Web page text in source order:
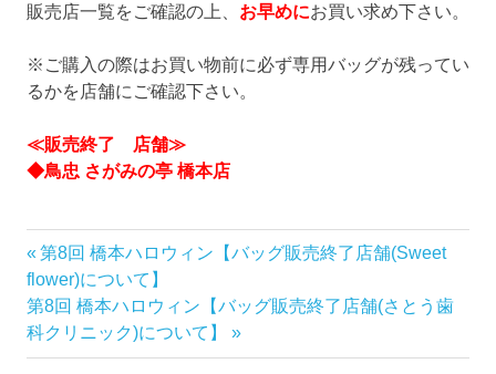
販売店一覧をご確認の上、 お早めにお買い求め下さい。
※ご購入の際はお買い物前に必ず専用バッグが残ってい
るかを店舗にご確認下さい。
≪販売終了 店舗≫
◆鳥忠 さがみの亭 橋本店
投
稿
ナ
前
の
記
事:
第8回 橋本ハロウィン【バッグ販売終了店舗(Sweet
flower)について】
次
の
記
第8回 橋本ハロウィン【バッグ販売終了店舗(さとう歯
科クリニック)について】